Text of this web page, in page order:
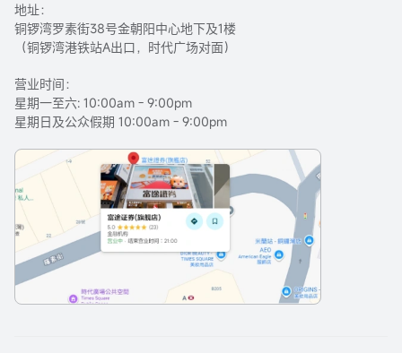
地址：
铜锣湾罗素街38号金朝阳中心地下及1楼
（铜锣湾港铁站A出口，时代广场对面）
营业时间：
星期一至六: 10:00am - 9:00pm
星期日及公众假期 10:00am - 9:00pm